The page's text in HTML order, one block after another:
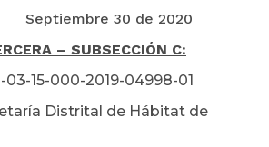
Septiembre 30 de 2020
– SUBSECCIÓN C:
03-15-000-2019-04998-01
Distrital de Hábitat de